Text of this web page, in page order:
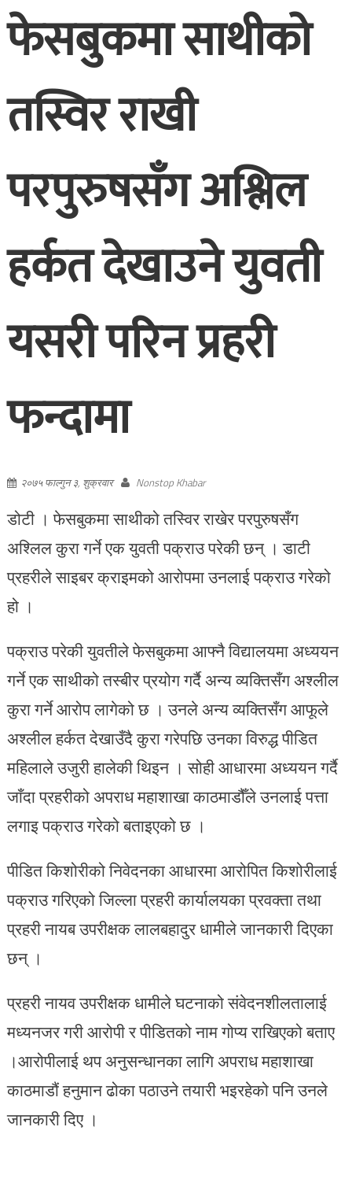
फेसबुकमा साथीको
तस्विर राखी
परपुरुषसँग अश्लिल
हर्कत देखाउने युवती
यसरी परिन प्रहरी
फन्दामा
२०७५ फाल्गुन ३, शुक्रवार Nonstop Khabar
डोटी । फेसबुकमा साथीको तस्विर राखेर परपुरुषसँग
अश्लिल कुरा गर्ने एक युवती पक्राउ परेकी छन् । डाटी
प्रहरीले साइबर क्राइमको आरोपमा उनलाई पक्राउ गरेको
हो ।
पक्राउ परेकी युवतीले फेसबुकमा आफ्नै विद्यालयमा अध्ययन
गर्ने एक साथीको तस्बीर प्रयोग गर्दै अन्य व्यक्तिसँग अश्लील
कुरा गर्ने आरोप लागेको छ । उनले अन्य व्यक्तिसँग आफूले
अश्लील हर्कत देखाउँदै कुरा गरेपछि उनका विरुद्ध पीडित
महिलाले उजुरी हालेकी थिइन । सोही आधारमा अध्ययन गर्दै
जाँदा प्रहरीको अपराध महाशाखा काठमाडौँले उनलाई पत्ता
लगाइ पक्राउ गरेको बताइएको छ ।
पीडित किशोरीको निवेदनका आधारमा आरोपित किशोरीलाई
पक्राउ गरिएको जिल्ला प्रहरी कार्यालयका प्रवक्ता तथा
प्रहरी नायब उपरीक्षक लालबहादुर धामीले जानकारी दिएका
छन् ।
प्रहरी नायव उपरीक्षक धामीले घटनाको संवेदनशीलतालाई
मध्यनजर गरी आरोपी र पीडितको नाम गोप्य राखिएको बताए
।आरोपीलाई थप अनुसन्धानका लागि अपराध महाशाखा
काठमाडौं हनुमान ढोका पठाउने तयारी भइरहेको पनि उनले
जानकारी दिए ।